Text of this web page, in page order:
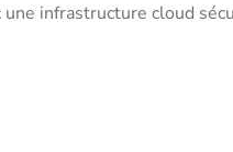
infrastructure cloud